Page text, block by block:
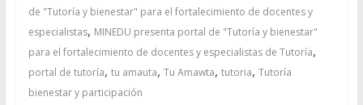
de "Tutoría y bienestar" para el fortalecimiento de docentes y
especialistas, MINEDU presenta portal de "Tutoría y bienestar"
para el fortalecimiento de docentes y especialistas de Tutoría,
portal de tutoría, tu amauta, Tu Amawta, tutoria, Tutoría
bienestar y participación